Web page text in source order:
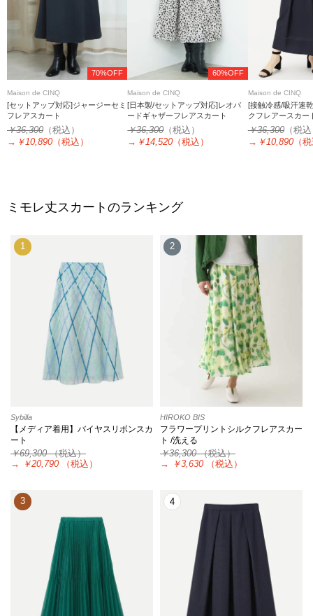
70%OFF
Maison de CINQ
[セットアップ対応]ジャージーセミ
フレアスカート
￥36,300 （税込）
→ ￥10,890 （税込）
60%OFF
Maison de CINQ
[日本製/セットアップ対応]レオパ
ードギャザーフレアスカート
￥36,300（税込）
→ ￥14,520 （税込）
Maison de CINQ
[接触冷感/吸汗速
クフレアースカー
￥36,300（税
→ ￥10,890（
ミモレ丈スカートのランキング
1
Sybilla
【メディア着用】バイヤスリボンスカ
ート
￥69,300（税込）
→
￥20,790 （税込）
2
HIROKO BIS
フラワープリントシルクフレアスカー
ト /洗える
￥36,300（税込）
→
￥3,630 （税込）
3 4